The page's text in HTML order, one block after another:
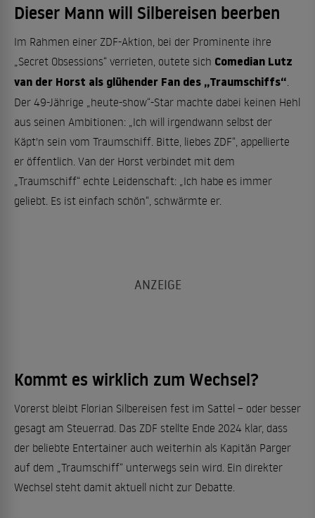
Dieser Mann will Silbereisen beerben
Im Rahmen einer ZDF-Aktion, bei der Prominente ihre
„Secret Obsessions“ verrieten, outete sich Comedian Lutz
van der Horst als glühender Fan des „Traumschiffs“
Der 49-Jährige „heute-show“-Star machte dabei keinen Hehl
aus seinen Ambitionen: „Ich will irgendwann selbst der
Käpt'n sein vom Traumschiff. Bitte, liebes ZDF“, appellierte
er öffentlich​. Van der Horst verbindet mit dem
„Traumschiff“ echte Leidenschaft: „Ich habe es immer
geliebt. Es ist einfach schön“, schwärmte er.
Kommt es wirklich zum Wechsel?
Vorerst bleibt Florian Silbereisen fest im Sattel – oder besser
gesagt am Steuerrad. Das ZDF stellte Ende 2024 klar, dass
der beliebte Entertainer auch weiterhin als Kapitän Parger
auf dem „Traumschiff“ unterwegs sein wird​. Ein direkter
Wechsel steht damit aktuell nicht zur Debatte.